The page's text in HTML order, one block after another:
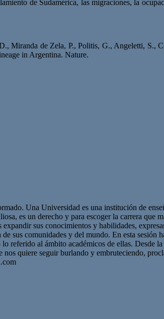
de Sudamérica, las migraciones, la
Miranda de Zela, P., Politis, G., Angeletti, S.,
in Argentina. Nature.
Una Universidad es una institución de
es un derecho y para escoger la carrera que
sus conocimientos y habilidades,
sus comunidades y del mundo. En esta sesión
referido al ámbito académicos de ellas. Desde
quiere seguir burlando y embruteciendo,